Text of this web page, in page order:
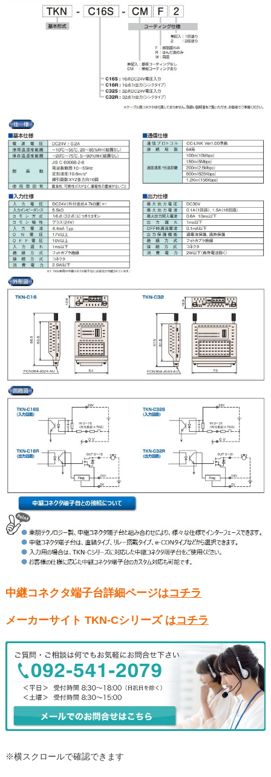
中継コネクタ端子台詳細ページはコチラ
メーカーサイト TKN-Cシリーズ はコチラ
※横スクロールで確認できます